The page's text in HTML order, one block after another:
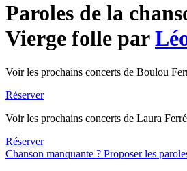
Paroles de la
Vierge folle par
Voir les prochains concerts de Boulou
Réserver
Voir les prochains concerts de Laura Ferré
Réserver
Chanson manquante ? Proposer les